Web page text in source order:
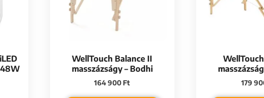
48W
WellTouch Balance II
masszázságy – Bodhi
164 900 Ft 179